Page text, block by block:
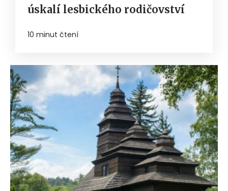
úskalí lesbického rodičovství
10 minut čtení